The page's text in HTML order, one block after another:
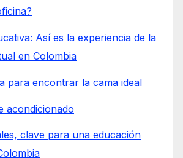
Así es la experiencia de la
en Colombia
para encontrar la cama ideal
acondicionado
clave para una educación